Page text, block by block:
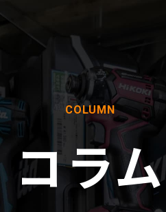
COLUMN
コラム